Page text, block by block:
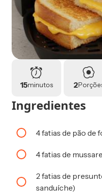
15minutos 2
Ingredientes
4 fatias de pão de
4 fatias de
2 fatias de
sanduíche)